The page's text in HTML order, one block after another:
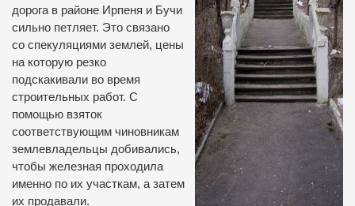
дорога в районе Ирпеня и Бучи
сильно петляет. Это связано
со спекуляциями землей, цены
на которую резко
подскакивали во время
строительных работ. С
помощью взяток
соответствующим чиновникам
землевладельцы добивались,
чтобы железная проходила
именно по их участкам, а затем
их продавали.